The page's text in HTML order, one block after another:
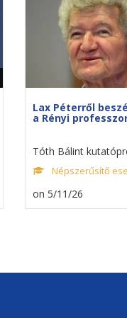
Lax Péterről
a Rényi
Tóth Bálint
Népszerűsítő
on 5/11/26